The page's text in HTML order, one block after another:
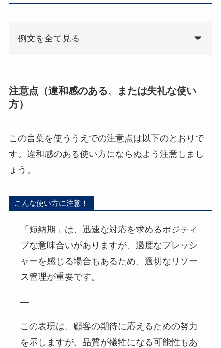
例文を全て見る
注意点（違和感のある、または失礼な使い
方）
この言葉を使ううえでの注意点は以下のとおりで
す。違和感のある使い方にならぬよう注意しまし
ょう。
こんな使い方に注意！
「短納期」は、迅速な対応を求めるポジティ
ブな意味合いがありますが、過度なプレッシ
ャーを感じる場合もあるため、適切なリソー
ス管理が重要です。
—
この表現は、顧客の期待に応えるための努力
を示しますが、品質が犠牲になる可能性もあ